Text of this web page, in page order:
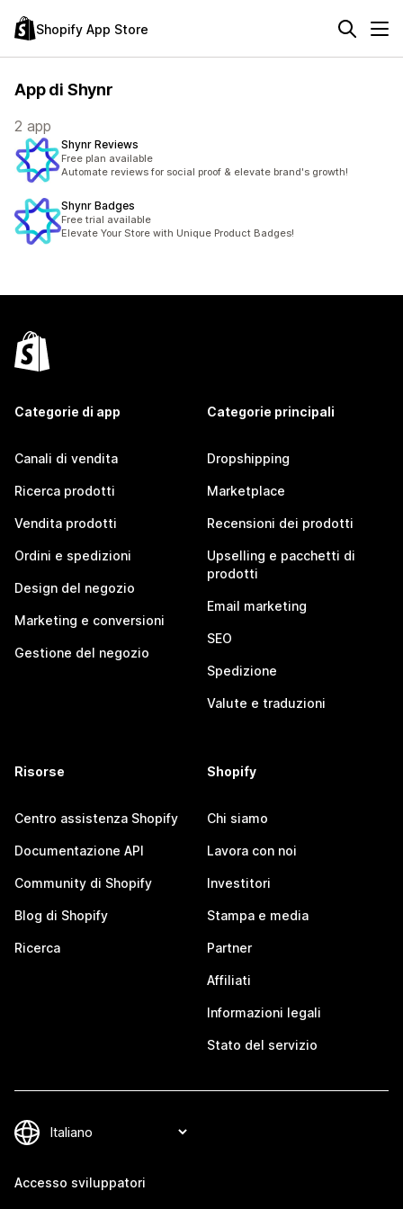
Shopify App Store
App di Shynr
2 app
Shynr Reviews
Free plan available
Automate reviews for social proof & elevate brand's growth!
Shynr Badges
Free trial available
Elevate Your Store with Unique Product Badges!
Categorie di app
Canali di vendita
Ricerca prodotti
Vendita prodotti
Ordini e spedizioni
Design del negozio
Marketing e conversioni
Gestione del negozio
Categorie principali
Dropshipping
Marketplace
Recensioni dei prodotti
Upselling e pacchetti di
prodotti
Email marketing
SEO
Spedizione
Valute e traduzioni
Risorse
Centro assistenza Shopify
Documentazione API
Community di Shopify
Blog di Shopify
Ricerca
Shopify
Chi siamo
Lavora con noi
Investitori
Stampa e media
Partner
Affiliati
Informazioni legali
Stato del servizio
Accesso sviluppatori